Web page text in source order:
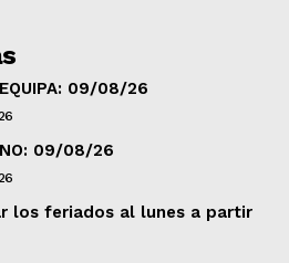
09/08/26
09/08/26
los feriados al lunes a partir